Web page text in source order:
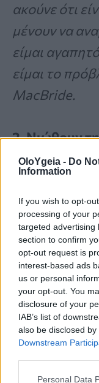
OloYgeia - Do
Information
If you wish to opt-
processing of your
targeted advertising
section to confirm
opt-out request is
interest-based ads
us or personal
your opt-out. You
disclosure of your
IAB’s list of
also be disclosed
Downstream
Personal Data
ακούνε ότι
μένουν να
είμαι
είμαι το
MacBride.
2. Νιώθουν
επιβεβαίωση
εαυτό σας
δεν
ηDr. Brandy
στο
εκδηλωθεί
ερωτήσεων
και τη